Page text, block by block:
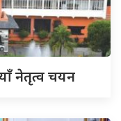
नयाँ नेतृत्व चयन